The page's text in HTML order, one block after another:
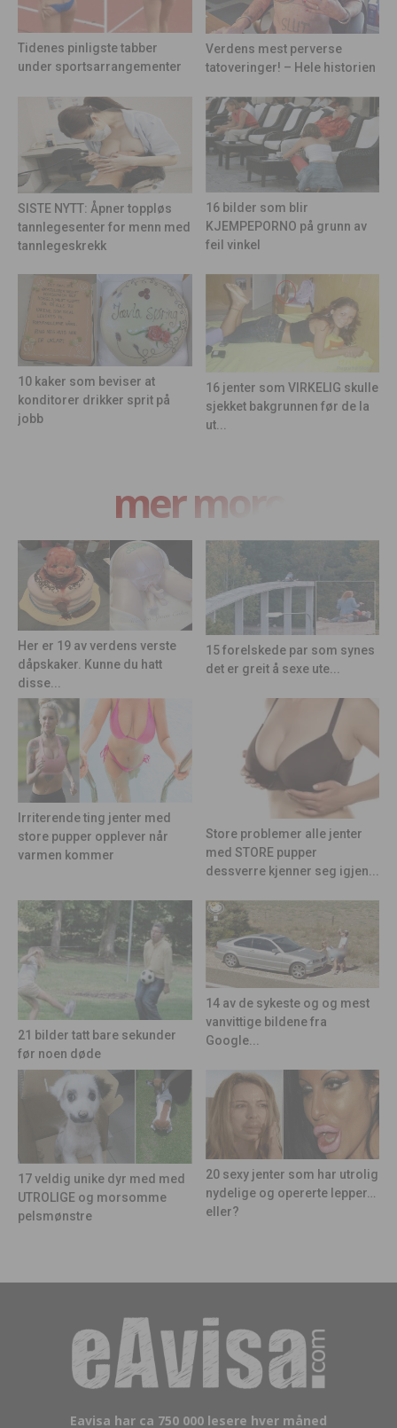
Tidenes pinligste tabber
under sportsarrangementer
Verdens mest perverse
tatoveringer! – Hele historien
SISTE NYTT: Åpner toppløs
tannlegesenter for menn med
tannlegeskrekk
16 bilder som blir
KJEMPEPORNO på grunn av
feil vinkel
10 kaker som beviser at
konditorer drikker sprit på
jobb
16 jenter som VIRKELIG skulle
sjekket bakgrunnen før de la
ut...
mer moro
Her er 19 av verdens verste
dåpskaker. Kunne du hatt
disse...
15 forelskede par som synes
det er greit å sexe ute...
Irriterende ting jenter med
store pupper opplever når
varmen kommer
Store problemer alle jenter
med STORE pupper
dessverre kjenner seg igjen...
21 bilder tatt bare sekunder
før noen døde
14 av de sykeste og og mest
vanvittige bildene fra
Google...
17 veldig unike dyr med med
UTROLIGE og morsomme
pelsmønstre
20 sexy jenter som har utrolig
nydelige og opererte lepper…
eller?
Eavisa har ca 750 000 lesere hver måned